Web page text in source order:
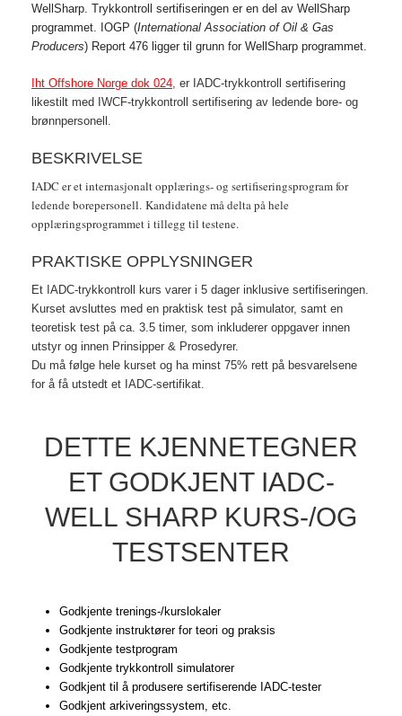
WellSharp. Trykkontroll sertifiseringen er en del av WellSharp
programmet. IOGP (International Association of Oil & Gas
Producers) Report 476 ligger til grunn for WellSharp programmet.
Iht Offshore Norge dok 024 er IADC-trykkontroll sertifisering
likestilt med IWCF-trykkontroll sertifisering av ledende bore- og
brønnpersonell.
BESKRIVELSE
IADC er et internasjonalt opplærings- og sertifiseringsprogram for
ledende borepersonell. Kandidatene må delta på hele
opplæringsprogrammet i tillegg til testene.
PRAKTISKE OPPLYSNINGER
Et IADC-trykkontroll kurs varer i 5 dager inklusive sertifiseringen.
Kurset avsluttes med en praktisk test på simulator, samt en
teoretisk test på ca. 3.5 timer, som inkluderer oppgaver innen
utstyr og innen Prinsipper & Prosedyrer.
Du må følge hele kurset og ha minst 75% rett på besvarelsene
for å få utstedt et IADC-sertifikat.
DETTE KJENNETEGNER
ET GODKJENT IADC-
WELL SHARP KURS-/OG
TESTSENTER
Godkjente trenings-/kurslokaler
Godkjente instruktører for teori og praksis
Godkjente testprogram
Godkjente trykkontroll simulatorer
Godkjent til å produsere sertifiserende IADC-tester
Godkjent arkiveringssystem, etc.